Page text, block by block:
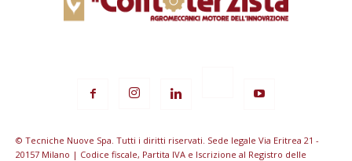
© Tecniche Nuove Spa. Tutti i diritti riservati. Sede legale Via Eritrea 21 -
20157 Milano | Codice fiscale, Partita IVA e Iscrizione al Registro delle